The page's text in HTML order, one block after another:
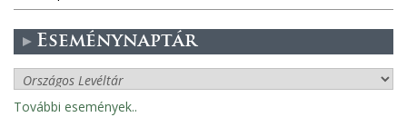
Eseménynaptár
További események..